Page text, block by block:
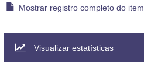
Mostrar registro completo do item
Visualizar estatísticas